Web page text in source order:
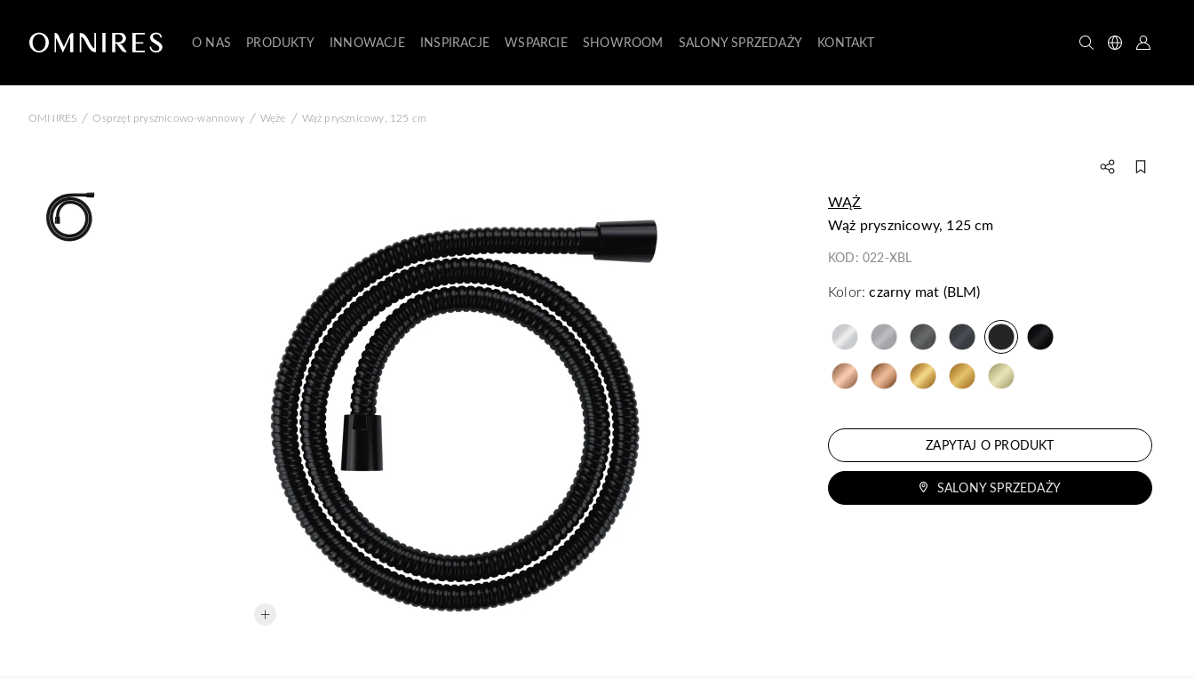
O NAS PRODUKTY INNOWACJE INSPIRACJE WSPARCIE SHOWROOM SALONY SPRZEDAŻY KONTAKT
OMNIRES / Osprzęt prysznicowo-wannowy / Węże / Wąż prysznicowy, 125 cm
WĄŻ
wąż prysznicowy, 125 cm
KOD: 022-XBL
Kolor: czarny mat (BLM)
ZAPYTAJ O PRODUKT
SALONY SPRZEDAŻY